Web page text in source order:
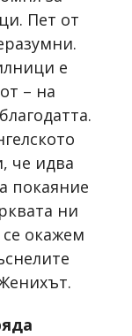
Пет от
е
– на
че идва
покаяние
ни
окажем